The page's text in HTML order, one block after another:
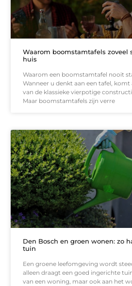
Waarom boomstamtafels zoveel
huis
Waarom een boomstamtafel nooit
Wanneer u denkt aan een tafel, komt
van de klassieke vierpotige
Maar boomstamtafels zijn verre
Den Bosch en groen wonen: zo
tuin
Een groene leefomgeving wordt
alleen draagt een goed ingerichte
van een woning, maar ook aan het